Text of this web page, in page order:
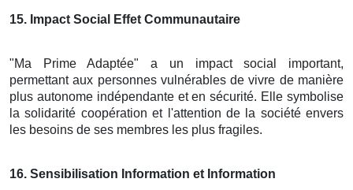
15. Impact Social Effet Communautaire
"Ma Prime Adaptée" a un impact social important,
permettant aux personnes vulnérables de vivre de manière
plus autonome indépendante et en sécurité. Elle symbolise
la solidarité coopération et l'attention de la société envers
les besoins de ses membres les plus fragiles.
16. Sensibilisation Information et Information